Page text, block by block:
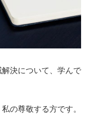
決について、学んで
の尊敬する方です。